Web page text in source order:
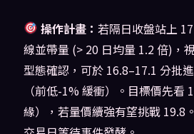
操作計畫： 若隔日收盤站上
線並帶量 (> 20 日均量 1.2 倍)，
型態確認，可於 16.8–17.1 分批
（前低-1% 緩衝）。目標價先看
緣），若量價續強有望挑戰 19.8